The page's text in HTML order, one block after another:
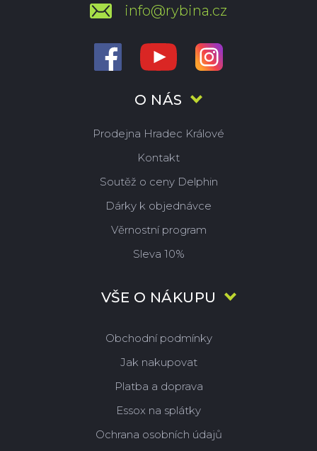
O NÁS
Prodejna Hradec Králové
Kontakt
Soutěž o ceny Delphin
Dárky k objednávce
Věrnostní program
Sleva 10%
VŠE O NÁKUPU
Obchodní podmínky
Jak nakupovat
Platba a doprava
Essox na splátky
Ochrana osobních údajů
info@rybina.cz